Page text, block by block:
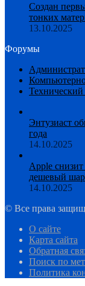
Создан
тонких
13.10.2025
Форумы
Энтузиаст
года
14.10.2025
Apple снизит
дешевый
14.10.2025
© Все права
О сайте
Карта сайта
Обратная
Поиск по
Политика